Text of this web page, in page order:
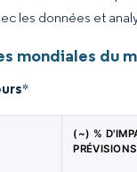
les données et
mondiales du
*
(~) %